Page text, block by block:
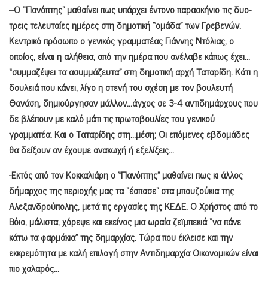
–Ο “Πανόπτης” μαθαίνει πως υπάρχει έντονο παρασκήνιο τις δυο-
τρεις τελευταίες ημέρες στη δημοτική “ομάδα” των Γρεβενών.
Κεντρικό πρόσωπο ο γενικός γραμματέας Γιάννης Ντόλιας, ο
οποίος, είναι η αλήθεια, από την ημέρα που ανέλαβε κάπως έχει…
“συμμαζέψει τα ασυμμάζευτα” στη δημοτική αρχή Ταταρίδη. Κάτι η
δουλειά που κάνει, λίγο η στενή του σχέση με τον βουλευτή
Θανάση, δημιούργησαν μάλλον…άγχος σε 3-4 αντιδημάρχους που
δε βλέπουν με καλό μάτι τις πρωτοβουλίες του γενικού
γραμματέα. Και ο Ταταρίδης στη…μέση; Οι επόμενες εβδομάδες
θα δείξουν αν έχουμε ανακωχή ή εξελίξεις…
-Εκτός από τον Κοκκαλιάρη ο “Πανόπτης” μαθαίνει πως κι άλλος
δήμαρχος της περιοχής μας τα “έσπασε” στα μπουζούκια της
Αλεξανδρούπολης, μετά τις εργασίες της ΚΕΔΕ. Ο Χρήστος από το
Βόιο, μάλιστα, χόρεψε και εκείνος μια ωραία ζεϊμπεκιά “να πάνε
κάτω τα φαρμάκια” της δημαρχίας. Τώρα που έκλεισε και την
εκκρεμότητα με καλή επιλογή στην Αντιδημαρχία Οικονομικών είναι
πιο χαλαρός…